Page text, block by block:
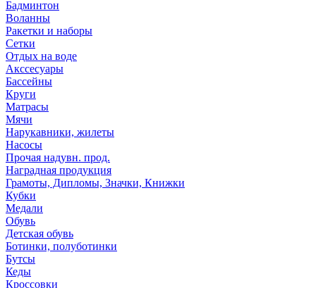
Бадминтон
Воланны
Ракетки и наборы
Сетки
Отдых на воде
Акссесуары
Бассейны
Круги
Матрасы
Мячи
Нарукавники, жилеты
Насосы
Прочая надувн. прод.
Наградная продукция
Грамоты, Дипломы, Значки, Книжки
Кубки
Медали
Обувь
Детская обувь
Ботинки, полуботинки
Бутсы
Кеды
Кроссовки